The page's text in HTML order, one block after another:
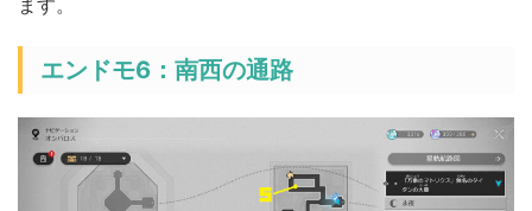
ます。
エンドモ6：南西の通路